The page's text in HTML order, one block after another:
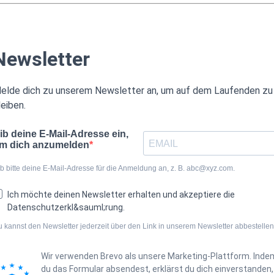
dich zu unserem Newsletter an, um auf dem Laufenden zu
deine E-Mail-Adresse ein,
dich anzumelden
bitte deine E-Mail-Adresse für die Anmeldung an, z. B. abc@xyz.com.
Ich möchte deinen Newsletter erhalten und akzeptiere die
Datenschutzerkl&sauml;rung.
kannst den Newsletter jederzeit über den Link in unserem Newsletter
Wir verwenden Brevo als unsere Marketing-Plattform.
du das Formular absendest, erklärst du dich einverstanden,